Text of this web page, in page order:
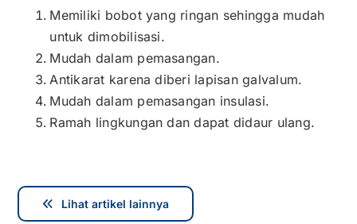
Memiliki bobot yang ringan sehingga mudah
untuk dimobilisasi.
Mudah dalam pemasangan.
Antikarat karena diberi lapisan galvalum.
Mudah dalam pemasangan insulasi.
Ramah lingkungan dan dapat didaur ulang.
Lihat artikel lainnya